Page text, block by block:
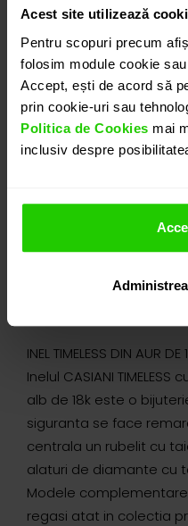
Acest site utilizează
Pentru scopuri precum
folosim module cookie
Accept, ești de acord să
prin cookie-uri sau
Politica de Cookies mai
inclusiv despre
INEL TIMELESS DIN AUR DE
Inelul CASIANI
alb de 18k este o
siguranta se face
centrala un rubelit cu
alaturi de diamante cu
Modele
regasi atat in colectia